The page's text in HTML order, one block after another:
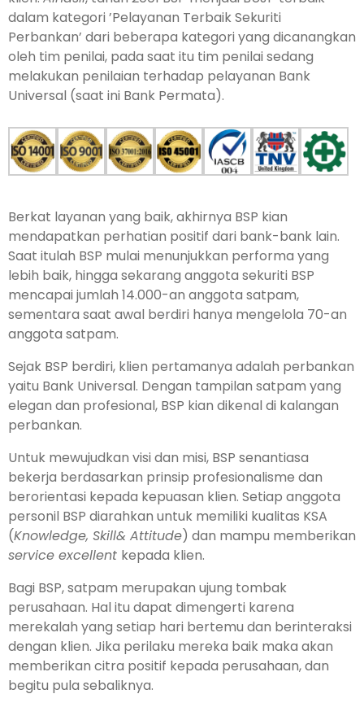
dalam kategori ’Pelay­anan Terbaik Sekuriti
Perbankan’ dari beberapa kategori yang dicanangkan
oleh tim penilai, pada saat itu tim penilai sedang
melakukan penilaian terhadap pelayanan Bank
Universal (saat ini Bank Permata).
Berkat layanan yang baik, akhirn­ya BSP kian
mendapatkan perhatian positif dari bank-bank lain.
Saat itulah BSP mulai menunjukkan performa yang
lebih baik, hingga sekarang ang­gota sekuriti BSP
mencapai jumlah 14.000-an anggota satpam,
sementa­ra saat awal berdiri hanya mengelola 70-an
anggota satpam.
Sejak BSP ber­diri, klien pertamanya ada­lah perbankan
yaitu Bank Universal. Dengan tam­pilan satpam yang
elegan dan pro­fesional, BSP kian dikenal di kalangan
perbankan.
Untuk mewujudkan visi dan misi, BSP se­nantiasa
bekerja berdasarkan prinsip profesionalisme dan
berorientasi ke­pada kepuasan klien. Setiap anggota
personil BSP diarahkan untuk memi­liki kualitas KSA
(Knowledge, Skill& Attitude) dan mampu memberikan
service excellent kepada klien.
Bagi BSP, satpam merupakan ujung tombak
perusahaan. Hal itu dapat dimen­gerti karena
merekalah yang setiap hari bertemu dan berinteraksi
den­gan klien. Jika perilaku mereka baik maka akan
memberikan citra positif kepada perusahaan, dan
begitu pula sebaliknya.